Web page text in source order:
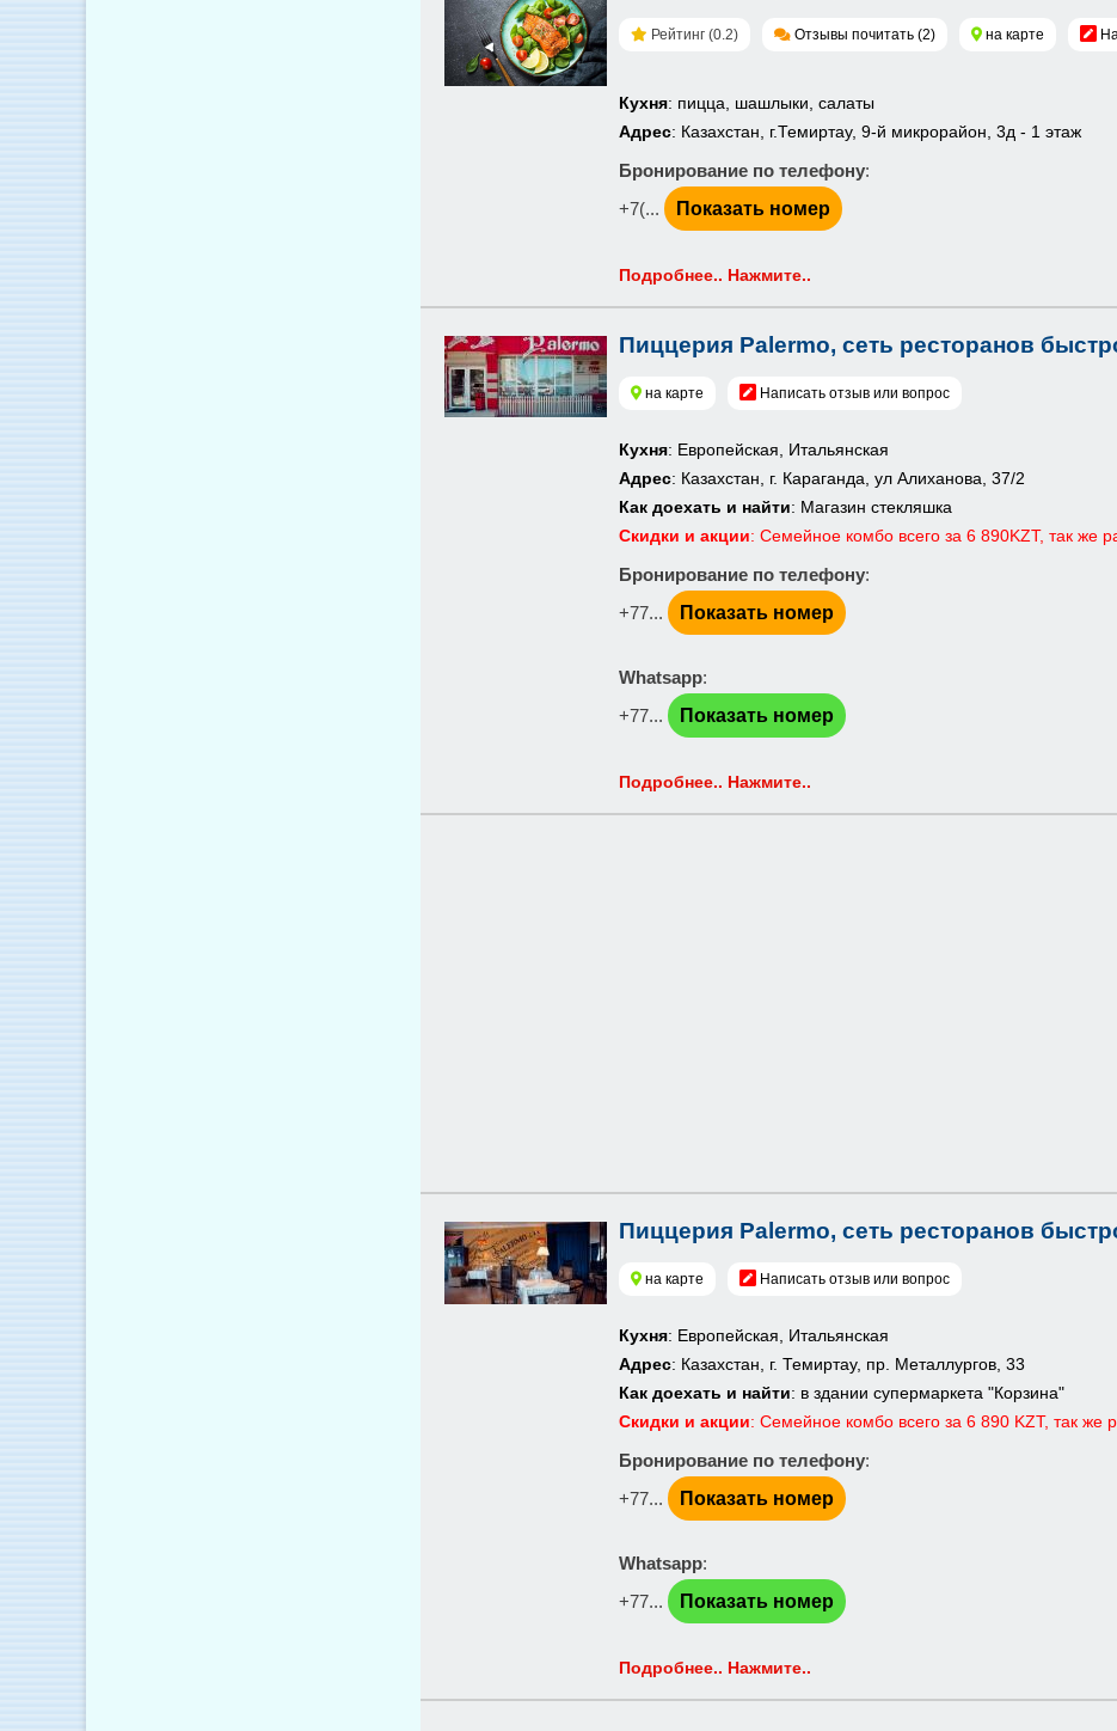
Рейтинг (0.2) Отзывы почитать (2) на карте
Кухня: пицца, шашлыки, салаты
Адрес: Казахстан, г.Темиртау, 9-й микрорайон, 3д - 1 этаж
Бронирование по телефону:
+7(...
Показать номер
Подробнее.. Нажмите..
Пиццерия Palermo, сеть ресторанов
на карте Написать отзыв или вопрос
Кухня: Европейская, Итальянская
Адрес: Казахстан, г. Караганда, ул Алиханова, 37/2
Как доехать и найти: Магазин стекляшка
Скидки и акции: Семейное комбо всего за 6 890KZT, так же
Бронирование по телефону:
+77...
Показать номер
Whatsapp:
+77...
Показать номер
Подробнее.. Нажмите..
Пиццерия Palermo, сеть ресторанов
на карте Написать отзыв или вопрос
Кухня: Европейская, Итальянская
Адрес: Казахстан, г. Темиртау, пр. Металлургов, 33
Как доехать и найти: в здании супермаркета "Корзина"
Скидки и акции: Семейное комбо всего за 6 890 KZT, так же
Бронирование по телефону:
+77...
Показать номер
Whatsapp:
+77...
Показать номер
Подробнее.. Нажмите..